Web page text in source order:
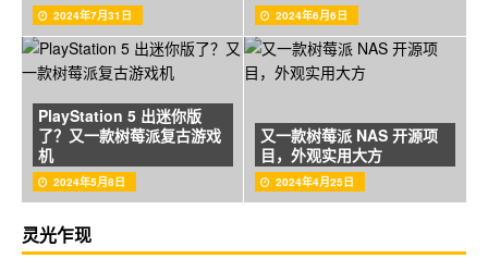
2024年7月31日 2024年6月6日
PlayStation 5 出迷你版
了？又一款树莓派复古游戏
机
2024年5月8日
又一款树莓派 NAS 开源项
目，外观实用大方
2024年4月25日
灵光乍现